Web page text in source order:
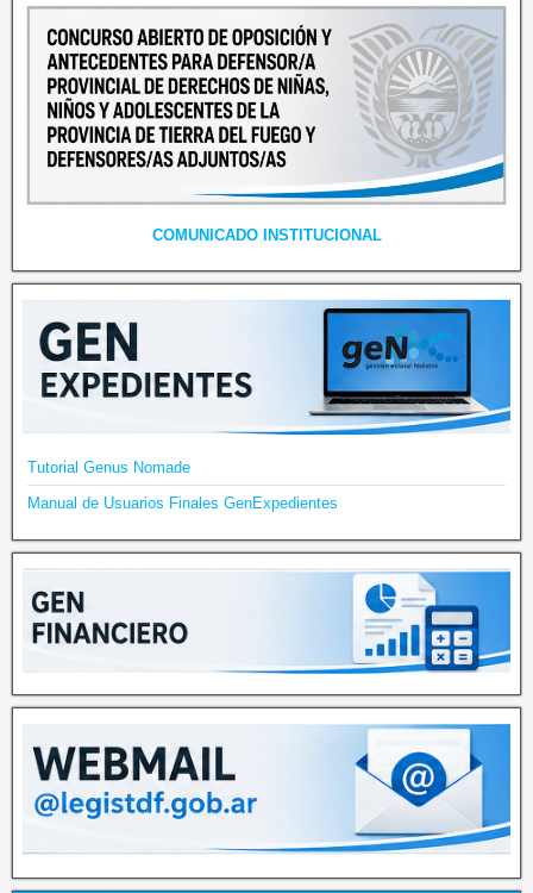
COMUNICADO INSTITUCIONAL
Tutorial Genus Nomade
Manual de Usuarios Finales GenExpedientes